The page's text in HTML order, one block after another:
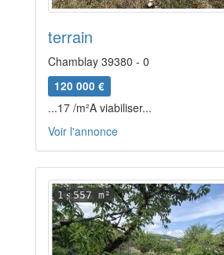
terrain
Chamblay 39380 - 0
120 000 €
...17 /m²A viabiliser...
Voir l'annonce
1 557 m²